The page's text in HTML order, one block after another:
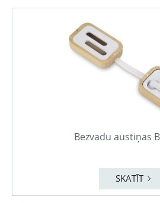
Bezvadu austiņas
SKATĪT